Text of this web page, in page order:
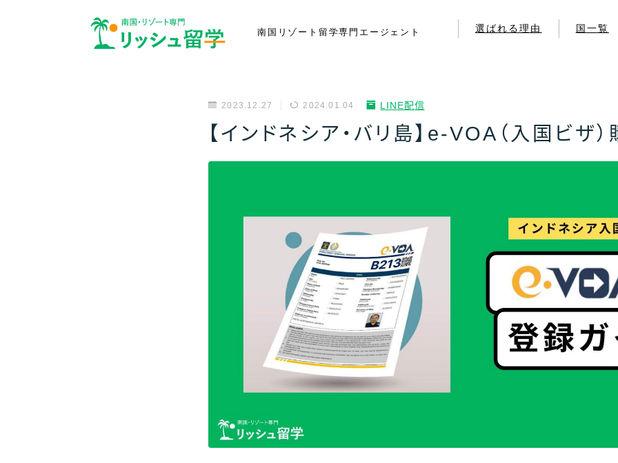
南国リゾート留学専門エージェント 選ばれる理由 国一覧
2023.12.27 2024.01.04 LINE配信
【インドネシア・バリ島】e-VOA（入国ビザ